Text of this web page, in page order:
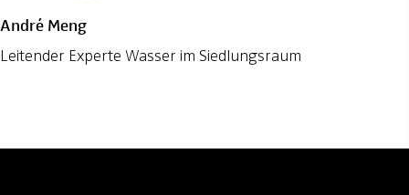
André Meng
Leitender Experte Wasser im Siedlungsraum